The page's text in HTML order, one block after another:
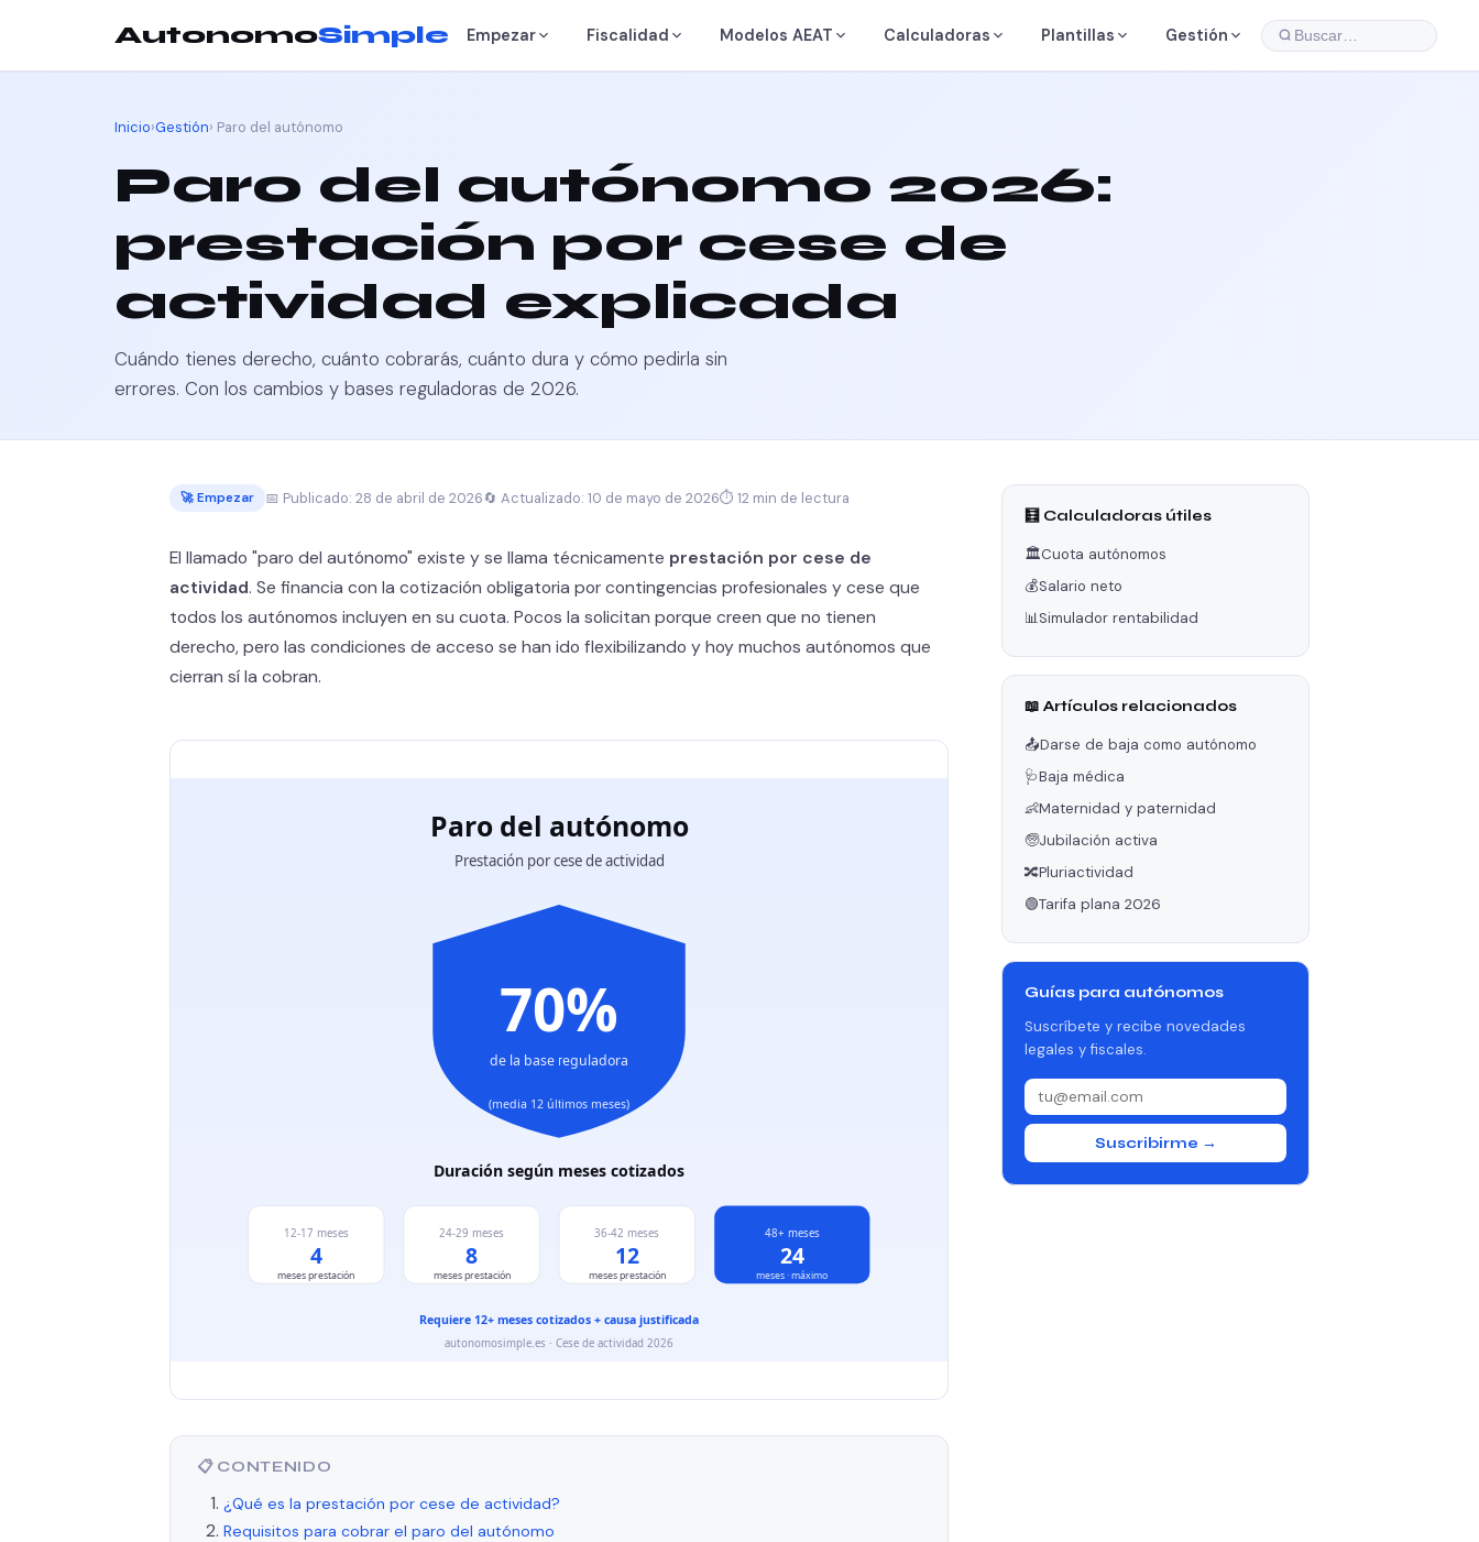
AutonomoSimple Empezar Fiscalidad Modelos AEAT Calculadoras Plantillas Gestión Buscar…
Inicio›Gestión› Paro del autónomo
Paro del autónomo 2026:
prestación por cese de
actividad explicada
Cuándo tienes derecho, cuánto cobrarás, cuánto dura y cómo pedirla sin
errores. Con los cambios y bases reguladoras de 2026.
🚀 Empezar 📅 Publicado: 28 de abril de 2026🔄 Actualizado: 10 de mayo de 2026⏱ 12 min de lectura
El llamado "paro del autónomo" existe y se llama técnicamente prestación por cese de
actividad. Se financia con la cotización obligatoria por contingencias profesionales y cese que
todos los autónomos incluyen en su cuota. Pocos la solicitan porque creen que no tienen
derecho, pero las condiciones de acceso se han ido flexibilizando y hoy muchos autónomos que
cierran sí la cobran.
📋 CONTENIDO
¿Qué es la prestación por cese de actividad?
Requisitos para cobrar el paro del autónomo
🧮 Calculadoras útiles
🏛️Cuota autónomos
💰Salario neto
📊Simulador rentabilidad
📖 Artículos relacionados
📤Darse de baja como autónomo
🩺Baja médica
👶Maternidad y paternidad
🧓Jubilación activa
🔀Pluriactividad
🟢Tarifa plana 2026
Guías para autónomos
Suscríbete y recibe novedades
legales y fiscales.
Suscribirme →